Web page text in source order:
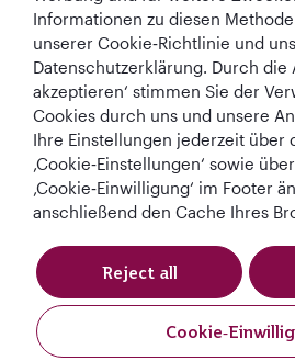
Middle East
World's Best
Airline
World's
Business
AGB Cookie-Richtlinie
Diese Website wird von Qatar Airways
werden von Overseas Travel of Europe
Unternehmensnummer (SIREN) 994 887 412)
Informationen zu diesen
unserer Cookie‑Richtlinie und
Datenschutzerklärung. Durch die
akzeptieren‘ stimmen Sie der
Cookies durch uns und unsere
Ihre Einstellungen jederzeit über
‚Cookie‑Einstellungen‘ sowie
‚Cookie‑Einwilligung‘ im Footer
anschließend den Cache Ihres
Reject all